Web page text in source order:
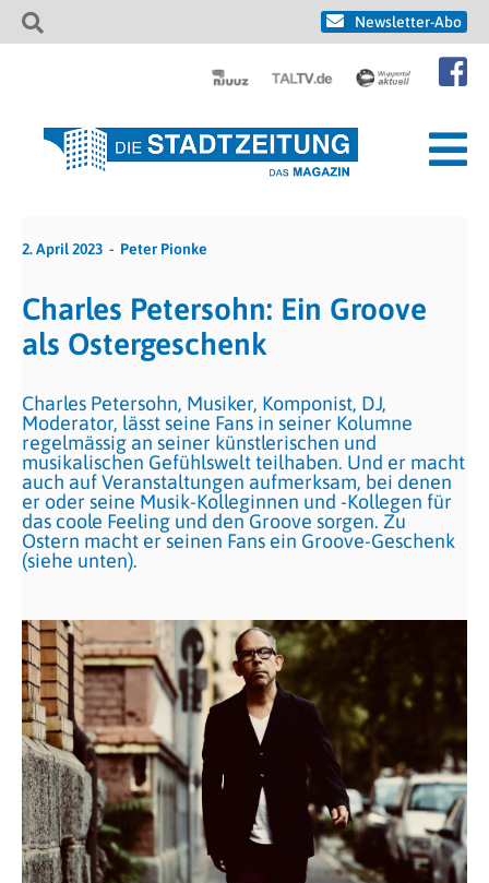
Newsletter-Abo
2. April 2023 Peter Pionke
Charles Petersohn: Ein Groove
als Ostergeschenk
Charles Petersohn, Musiker, Komponist, DJ,
Moderator, lässt seine Fans in seiner Kolumne
regelmässig an seiner künstlerischen und
musikalischen Gefühlswelt teilhaben. Und er macht
auch auf Veranstaltungen aufmerksam, bei denen
er oder seine Musik-Kolleginnen und -Kollegen für
das coole Feeling und den Groove sorgen. Zu
Ostern macht er seinen Fans ein Groove-Geschenk
(siehe unten).